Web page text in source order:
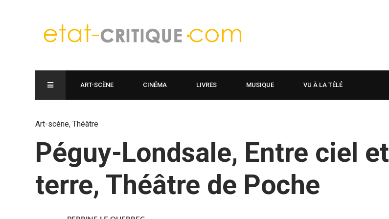
ART-SCÈNE CINÉMA LIVRES MUSIQUE VU À LA TÉLÉ
Art-scène, Théâtre
Péguy-Londsale, Entre ciel et
terre, Théâtre de Poche